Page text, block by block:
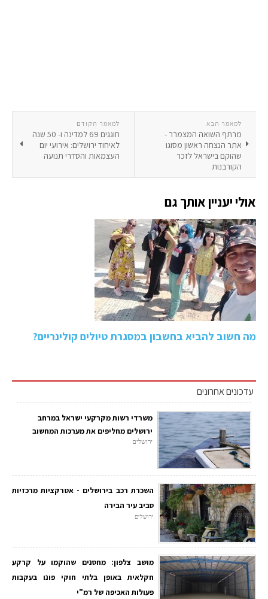
למאמר הקודם
חוגגים 69 למדינה ו- 50 שנה
לאיחוד ירושלים: אירועי יום
העצמאות והסדרי תנועה
למאמר הבא
מרתף השואה המצמרר -
אתר הנצחה ראשון מסוגו
שהוקם בישראל לזכר
הקורבנות
אולי יעניין אותך גם
מה חשוב להביא בחשבון במסגרת טיולים קולינריים?
עדכונים אחרונים
משרדי רשות מקרקעי ישראל במרחב
ירושלים מחליפים את מערכות המחשוב
ירושלים
השכרת רכב בירושלים - אטרקציות מרכזיות
סביב עיר הבירה
ירושלים
מושב צלפון: מחסנים שהוקמו על קרקע
חקלאית באופן בלתי חוקי פונו בעקבות
פעולות האכיפה של רמ"י